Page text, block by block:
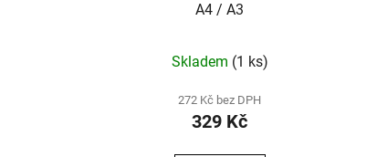
A4 / A3
Skladem (1 ks)
272 Kč bez DPH
329 Kč